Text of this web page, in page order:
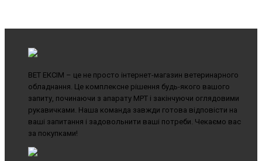
ВЕТ ЕКСІМ – це не просто інтернет-магазин ветеринарного
обладнання. Це комплексне рішення будь-якого вашого
запиту, починаючи з апарату МРТ і закінчуючи оглядовими
рукавичками. Наша команда завжди готова відповісти на
ваші запитання і задовольнити ваші потреби. Чекаємо вас
за покупками!